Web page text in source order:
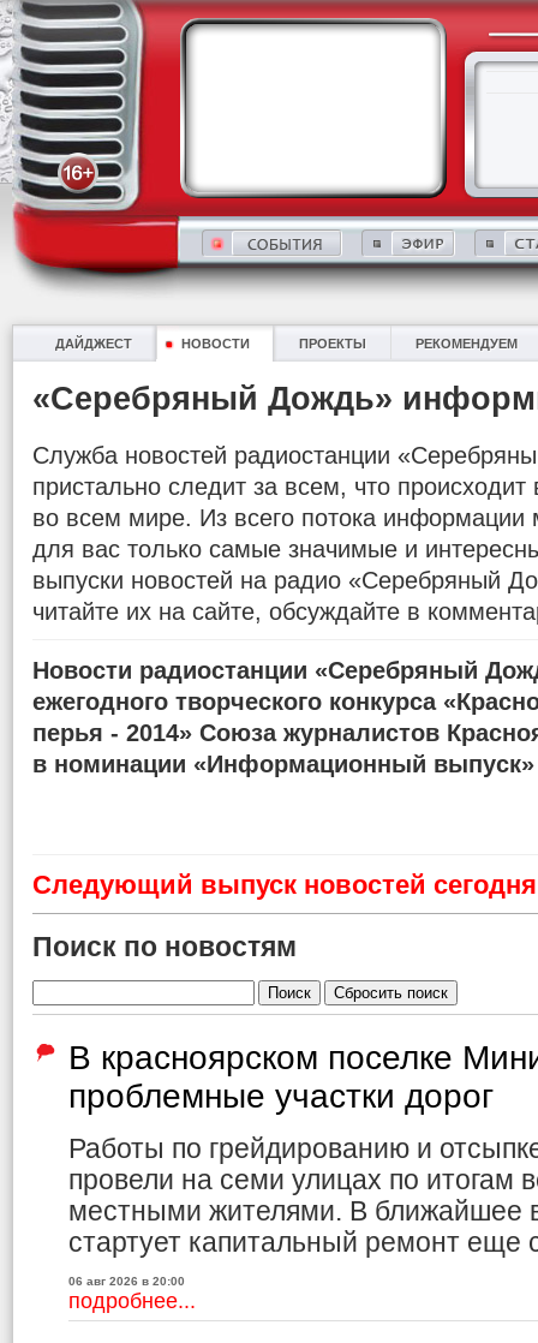
ДАЙДЖЕСТ НОВОСТИ ПРОЕКТЫ РЕКОМЕНДУЕМ
«Серебряный Дождь»
Служба новостей радиостанции
пристально следит за всем, что происходит
во всем мире. Из всего потока информации
для вас только самые значимые и
выпуски новостей на радио «Серебряный
читайте их на сайте, обсуждайте в
Новости радиостанции «Серебряный
ежегодного творческого конкурса
перья - 2014» Союза журналистов
в номинации «Информационный выпуск»
Cледующий выпуск новостей
Поиск по новостям
В красноярском поселке
проблемные участки дорог
Работы по грейдированию и
провели на семи улицах по итогам
местными жителями. В ближайшее
стартует капитальный ремонт еще
06 авг 2026 в 20:00
подробнее...